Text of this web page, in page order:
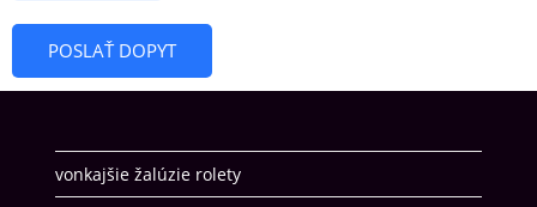
POSLAŤ DOPYT
vonkajšie žalúzie rolety